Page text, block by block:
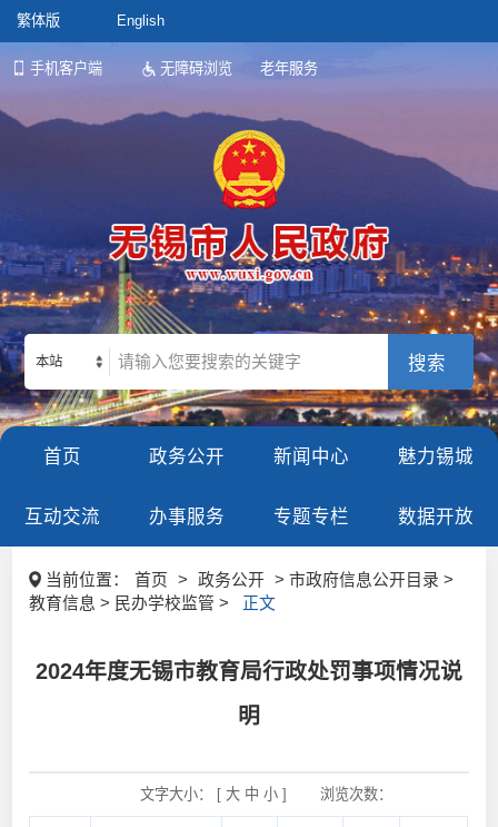
繁体版 English
手机客户端 无障碍浏览 老年服务
本站
首页 政务公开 新闻中心 魅力锡城
互动交流 办事服务 专题专栏 数据开放
当前位置： 首页 > 政务公开
> 市政府信息公开目录 >
教育信息 > 民办学校监管 >
正文
2024年度无锡市教育局行政处罚事项情况说
明
文字大小： [ 大 中 小] 浏览次数：